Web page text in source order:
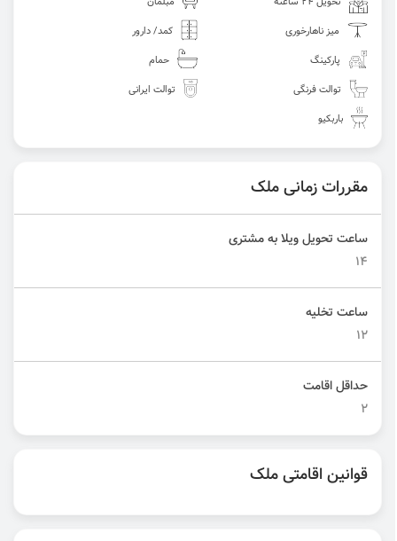
میز ناهارخوری
کمد/ دارور
پارکینگ
حمام
توالت فرنگی
توالت ایرانی
باربکیو
مقررات زمانی ملک
ساعت تحویل ویلا به مشتری
۱۴
ساعت تخلیه
۱۲
حداقل اقامت
۲
قوانین اقامتی ملک